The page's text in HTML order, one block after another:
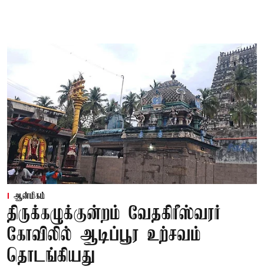
ஆன்மிகம்
திருக்கழுக்குன்றம் வேதகிரீஸ்வரர்
கோவிலில் ஆடிப்பூர உற்சவம்
தொடங்கியது